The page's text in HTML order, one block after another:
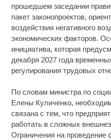
прошедшем заседании
пакет законопроектов,
воздействия негативного
экономических факторов.
инициатива, которая
декабря 2027 года
регулирования трудовых
По словам министра по
Елены Куличенко,
связана с тем, что
работать в сложных
Ограничения на проведение
Публичный удар
настоящий вызов
Смолов призвал
покинуть страну